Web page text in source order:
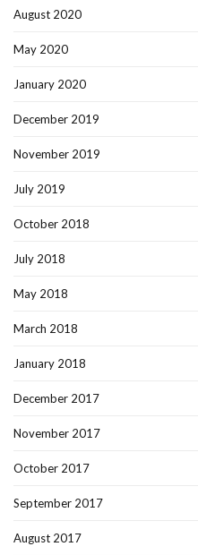
August 2020
May 2020
January 2020
December 2019
November 2019
July 2019
October 2018
July 2018
May 2018
March 2018
January 2018
December 2017
November 2017
October 2017
September 2017
August 2017